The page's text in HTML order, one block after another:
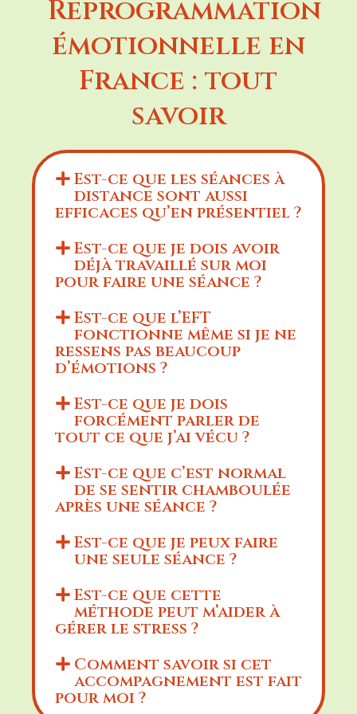
Reprogrammation
émotionnelle en
France : tout
savoir
Est-ce que les séances à
distance sont aussi
efficaces qu’en présentiel ?
Est-ce que je dois avoir
déjà travaillé sur moi
pour faire une séance ?
Est-ce que l’EFT
fonctionne même si je ne
ressens pas beaucoup
d’émotions ?
Est-ce que je dois
forcément parler de
tout ce que j’ai vécu ?
Est-ce que c’est normal
de se sentir chamboulée
après une séance ?
Est-ce que je peux faire
une seule séance ?
Est-ce que cette
méthode peut m’aider à
gérer le stress ?
Comment savoir si cet
accompagnement est fait
pour moi ?